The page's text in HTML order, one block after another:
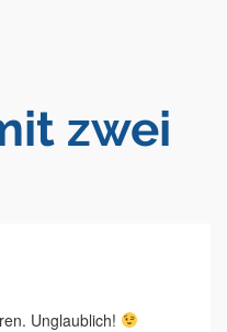
zwei
Unglaublich!